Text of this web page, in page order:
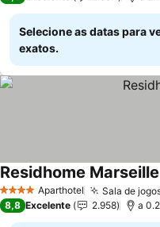
Selecione as datas para
exatos.
4 EstrelasAparthotel Sala de
Residhome Marseille
8,8 Excelente 2.958 a